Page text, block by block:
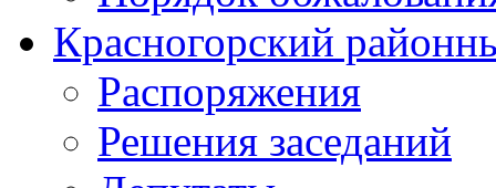
Красногорский
Распоряжения
Решения заседаний